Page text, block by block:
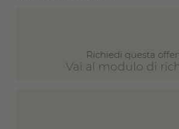
Richiedi questa
Vai al modulo di